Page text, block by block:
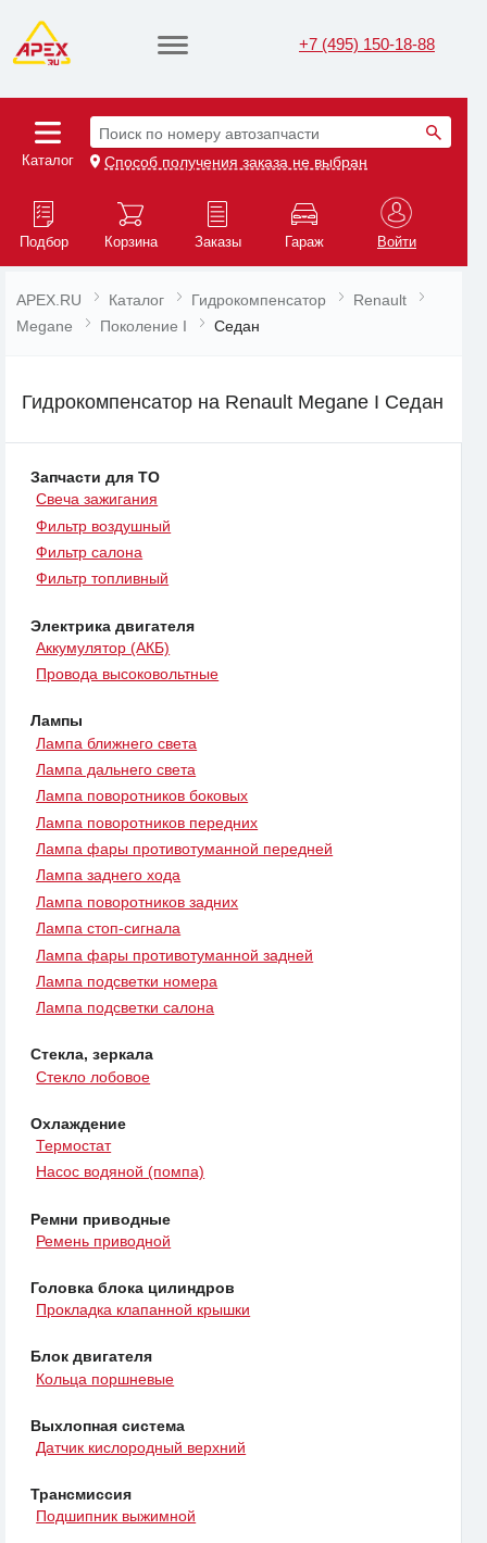
+7 (495) 150-18-88
Каталог
Поиск по номеру автозапчасти
Способ получения заказа не выбран
Подбор Корзина Заказы Гараж Войти
APEX.RU Каталог Гидрокомпенсатор
Renault
Megane
Поколение I Седан
Гидрокомпенсатор на Renault Megane I Седан
Запчасти для ТО
Свеча зажигания
Фильтр воздушный
Фильтр салона
Фильтр топливный
Электрика двигателя
Аккумулятор (АКБ)
Провода высоковольтные
Лампы
Лампа ближнего света
Лампа дальнего света
Лампа поворотников боковых
Лампа поворотников передних
Лампа фары противотуманной передней
Лампа заднего хода
Лампа поворотников задних
Лампа стоп-сигнала
Лампа фары противотуманной задней
Лампа подсветки номера
Лампа подсветки салона
Стекла, зеркала
Стекло лобовое
Охлаждение
Термостат
Насос водяной (помпа)
Ремни приводные
Ремень приводной
Головка блока цилиндров
Прокладка клапанной крышки
Блок двигателя
Кольца поршневые
Выхлопная система
Датчик кислородный верхний
Трансмиссия
Подшипник выжимной